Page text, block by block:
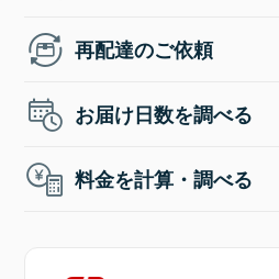
再配達のご依頼
お届け日数を調べる
料金を計算・調べる